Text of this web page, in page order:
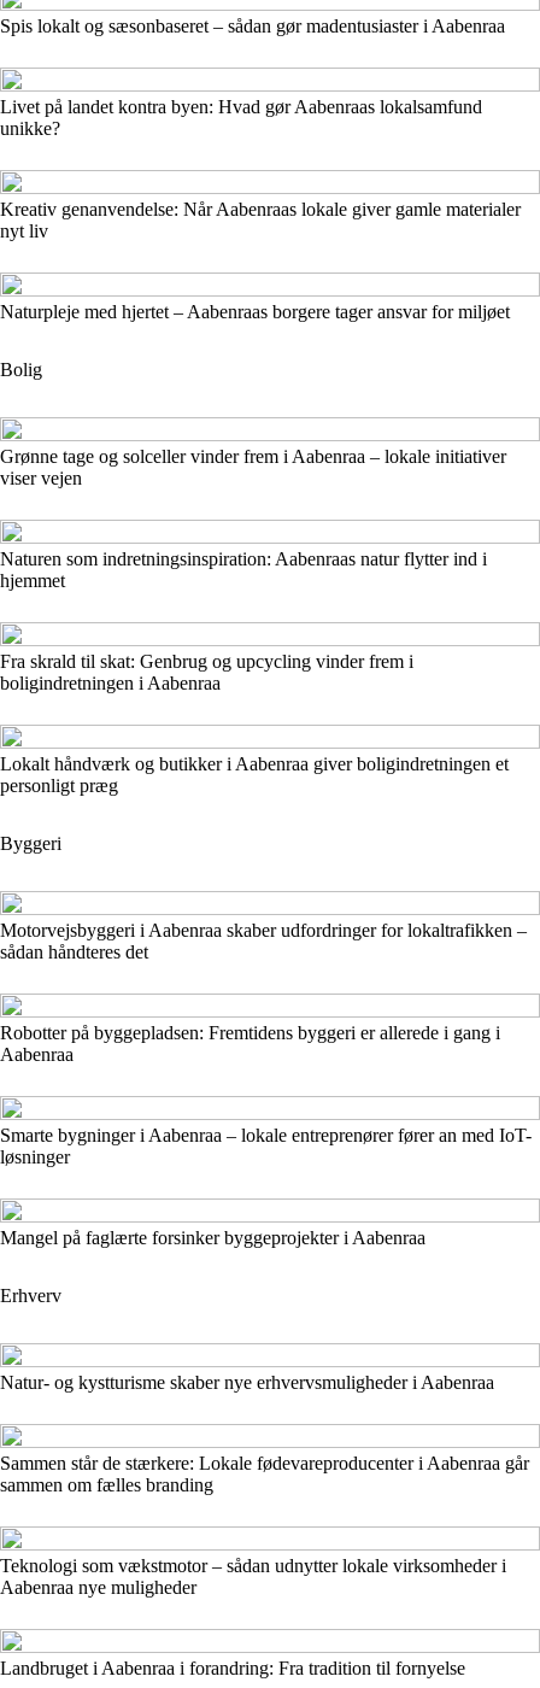
Spis lokalt og sæsonbaseret – sådan gør madentusiaster i Aabenraa
Livet på landet kontra byen: Hvad gør Aabenraas lokalsamfund
unikke?
Kreativ genanvendelse: Når Aabenraas lokale giver gamle materialer
nyt liv
Naturpleje med hjertet – Aabenraas borgere tager ansvar for miljøet
Bolig
Grønne tage og solceller vinder frem i Aabenraa – lokale initiativer
viser vejen
Naturen som indretningsinspiration: Aabenraas natur flytter ind i
hjemmet
Fra skrald til skat: Genbrug og upcycling vinder frem i
boligindretningen i Aabenraa
Lokalt håndværk og butikker i Aabenraa giver boligindretningen et
personligt præg
Byggeri
Motorvejsbyggeri i Aabenraa skaber udfordringer for lokaltrafikken –
sådan håndteres det
Robotter på byggepladsen: Fremtidens byggeri er allerede i gang i
Aabenraa
Smarte bygninger i Aabenraa – lokale entreprenører fører an med IoT-
løsninger
Mangel på faglærte forsinker byggeprojekter i Aabenraa
Erhverv
Natur- og kystturisme skaber nye erhvervsmuligheder i Aabenraa
Sammen står de stærkere: Lokale fødevareproducenter i Aabenraa går
sammen om fælles branding
Teknologi som vækstmotor – sådan udnytter lokale virksomheder i
Aabenraa nye muligheder
Landbruget i Aabenraa i forandring: Fra tradition til fornyelse